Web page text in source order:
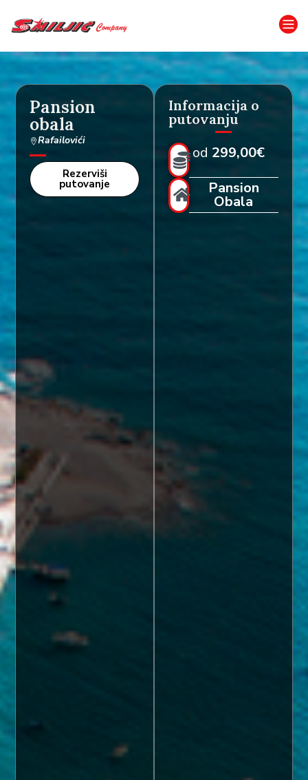
Pansion
obala
Rafailovići
Rezerviši
putovanje
Informacija o
putovanju
od 299,00€
Pansion
Obala